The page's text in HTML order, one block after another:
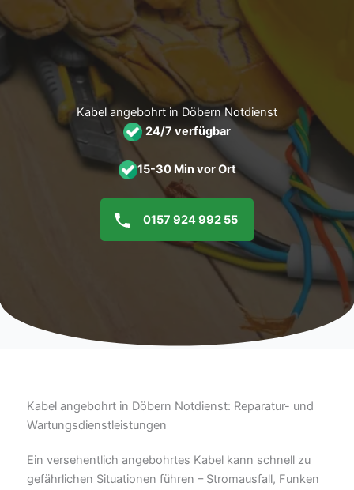
Inhalt
Kabel angebohrt in Döbern Notdienst
24/7 verfügbar
15-30 Min vor Ort
0157 924 992 55
Kabel angebohrt in Döbern Notdienst: Reparatur- und
Wartungsdienstleistungen
Ein versehentlich angebohrtes Kabel kann schnell zu
gefährlichen Situationen führen – Stromausfall, Funken